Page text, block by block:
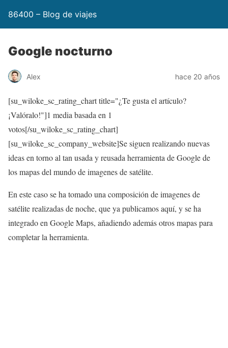
86400 – Blog de viajes
Google nocturno
Alex hace 20 años
[su_wiloke_sc_rating_chart title="¿Te gusta el artículo?
¡Valóralo!"]1 media basada en 1
votos[/su_wiloke_sc_rating_chart]
[su_wiloke_sc_company_website]Se siguen realizando nuevas
ideas en torno al tan usada y reusada herramienta de Google de
los mapas del mundo de imagenes de satélite.
En este caso se ha tomado una composición de imagenes de
satélite realizadas de noche, que ya publicamos aquí, y se ha
integrado en Google Maps, añadiendo además otros mapas para
completar la herramienta.